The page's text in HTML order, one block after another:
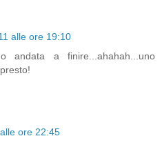
alle ore 19:10
andata a finire...ahahah...uno
ore 22:45